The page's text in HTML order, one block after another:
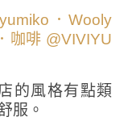
的風格有點類
服。